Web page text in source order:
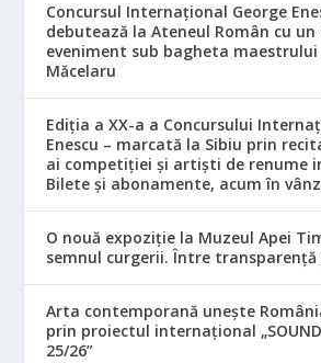
Concursul Internațional George
debutează la Ateneul Român cu
eveniment sub bagheta
Măcelaru
Ediția a XX-a a Concursului
Enescu – marcată la Sibiu prin
ai competiției și artiști de renume
Bilete și abonamente, acum în
O nouă expoziție la Muzeul Apei
semnul curgerii. Între transparență
Arta contemporană unește
prin proiectul internațional „SOUND
25/26”